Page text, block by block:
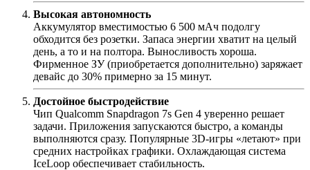
Высокая автономность
Аккумулятор вместимостью 6 500 мАч подолгу
обходится без розетки. Запаса энергии хватит на целый
день, а то и на полтора. Выносливость хороша.
Фирменное ЗУ (приобретается дополнительно) заряжает
девайс до 30% примерно за 15 минут.
Достойное быстродействие
Чип Qualcomm Snapdragon 7s Gen 4 уверенно решает
задачи. Приложения запускаются быстро, а команды
выполняются сразу. Популярные 3D-игры «летают» при
средних настройках графики. Охлаждающая система
IceLoop обеспечивает стабильность.